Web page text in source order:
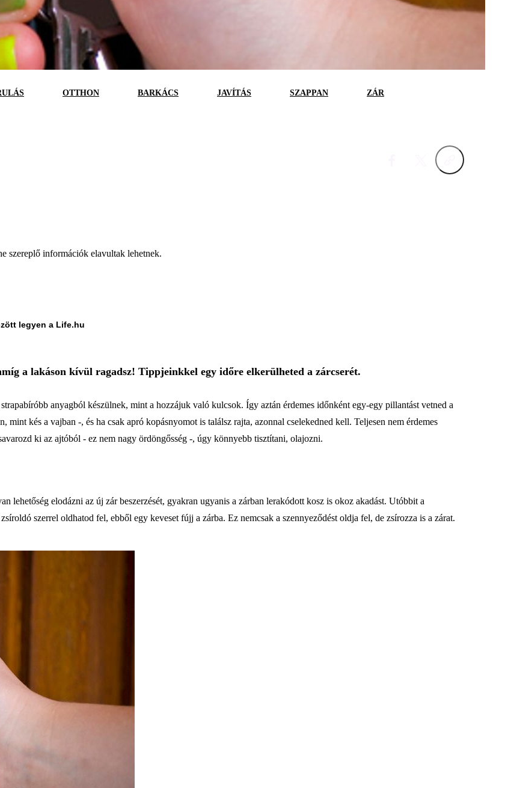
OTTHON BARKÁCS JAVÍTÁS SZAPPAN ZÁR
szereplő információk elavultak lehetnek.
legyen a Life.hu
a lakáson kívül ragadsz! Tippjeinkkel egy időre elkerülheted a zárcserét.
anyagból készülnek, mint a hozzájuk való kulcsok. Így aztán érdemes időnként egy-egy pillantást vetned a
kés a vajban -, és ha csak apró kopásnyomot is találsz rajta, azonnal cselekedned kell. Teljesen nem érdemes
ki az ajtóból - ez nem nagy ördöngősség -, úgy könnyebb tisztítani, olajozni.
lehetőség elodázni az új zár beszerzését, gyakran ugyanis a zárban lerakódott kosz is okoz akadást. Utóbbit a
szerrel oldhatod fel, ebből egy keveset fújj a zárba. Ez nemcsak a szennyeződést oldja fel, de zsírozza is a zárat.